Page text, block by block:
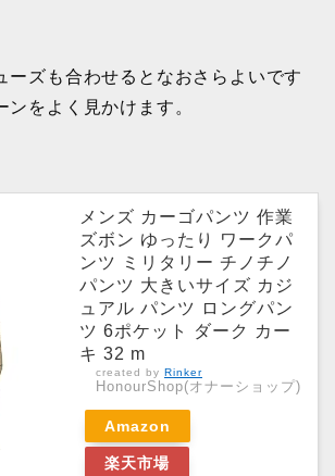
ーズも合わせるとなおさらよいです
ンをよく見かけます。
メンズ カーゴパンツ 作業
ズボン ゆったり ワークパ
ンツ ミリタリー チノチノ
パンツ 大きいサイズ カジ
ュアル パンツ ロングパン
ツ 6ポケット ダーク カー
キ 32 m
created by Rinker
HonourShop(オナーショップ)
Amazon
楽天市場